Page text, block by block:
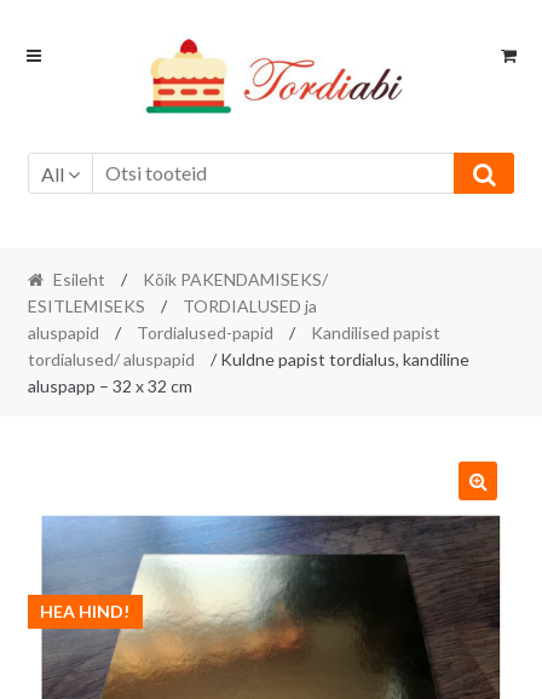
Skip
Skip
All
Esileht /
Kõik PAKENDAMISEKS/
ESITLEMISEKS
/
TORDIALUSED ja
aluspapid
/ Tordialused-papid /
Kandilised papist
tordialused/ aluspapid
/ Kuldne papist tordialus, kandiline
aluspapp – 32 x 32 cm
HEA HIND!